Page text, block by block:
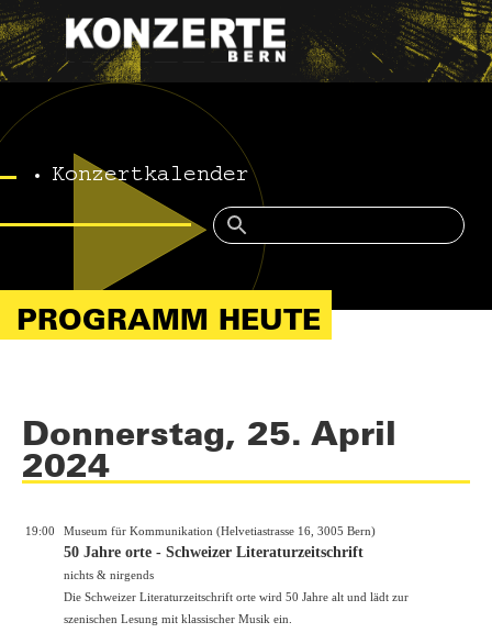
Konzertkalender
PROGRAMM HEUTE
Donnerstag, 25. April
2024
19:00 Museum für Kommunikation (Helvetiastrasse 16, 3005 Bern)
50 Jahre orte - Schweizer Literaturzeitschrift
nichts & nirgends
Die Schweizer Literaturzeitschrift orte wird 50 Jahre alt und lädt zur
szenischen Lesung mit klassischer Musik ein.